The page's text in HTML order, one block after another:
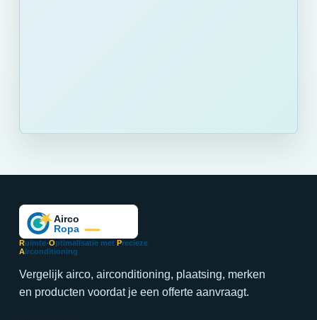
Ruimte-Optimalisatie met Precieze
Airconditioning
Vergelijk airco, airconditioning, plaatsing, merken
en producten voordat je een offerte aanvraagt.